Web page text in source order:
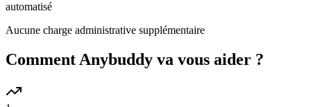
automatisé
Aucune charge administrative supplémentaire
Comment Anybuddy va vous aider ?